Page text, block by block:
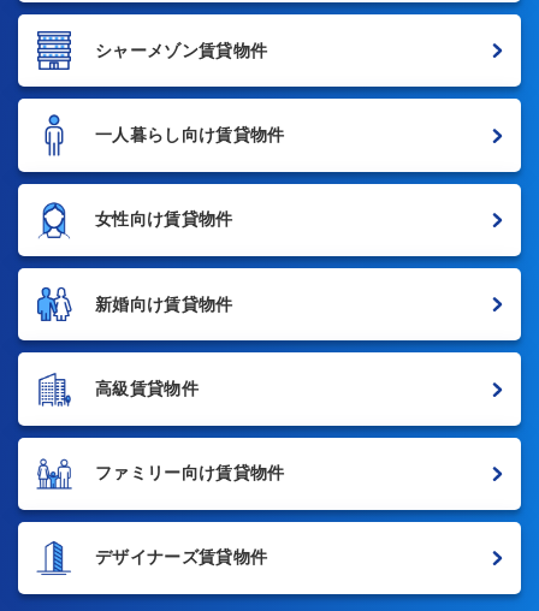
シャーメゾン賃貸物件
一人暮らし向け賃貸物件
女性向け賃貸物件
新婚向け賃貸物件
高級賃貸物件
ファミリー向け賃貸物件
デザイナーズ賃貸物件